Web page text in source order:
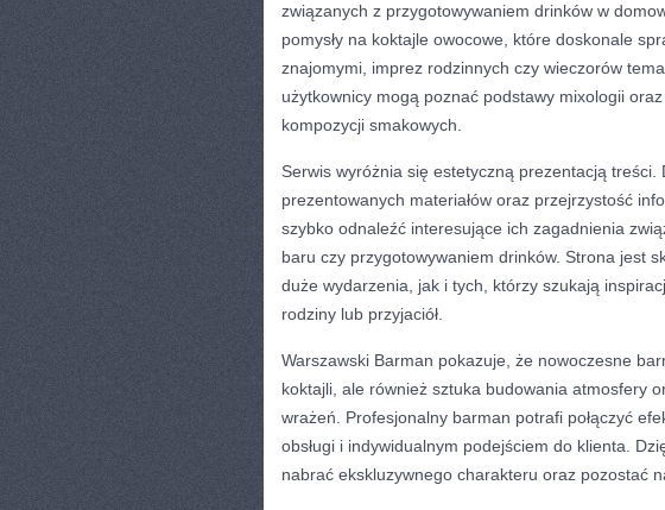
związanych z przygotowywaniem drinków w
pomysły na koktajle owocowe, które doskonale
znajomymi, imprez rodzinnych czy wieczorów
użytkownicy mogą poznać podstawy mixologii
kompozycji smakowych.
Serwis wyróżnia się estetyczną prezentacją treści.
prezentowanych materiałów oraz przejrzystość
szybko odnaleźć interesujące ich zagadnienia
baru czy przygotowywaniem drinków. Strona jest
duże wydarzenia, jak i tych, którzy szukają
rodziny lub przyjaciół.
Warszawski Barman pokazuje, że nowoczesne
koktajli, ale również sztuka budowania atmosfery
wrażeń. Profesjonalny barman potrafi połączyć
obsługi i indywidualnym podejściem do klienta.
nabrać ekskluzywnego charakteru oraz pozostać